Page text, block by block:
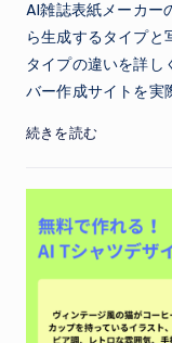
AI雑誌表紙メーカー
ら生成するタイプと
タイプの違いを詳し
バー作成サイトを実
続きを読む